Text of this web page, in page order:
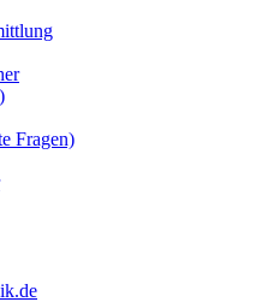
Fragen)